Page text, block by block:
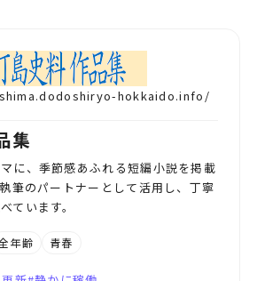
hokkaido.info/
集
に、季節感あふれる短編小説を掲載
筆のパートナーとして活用し、丁寧
ています。
年齢 青春